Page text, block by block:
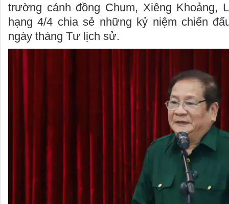
trường cánh đồng Chum, Xiêng Khoảng,
hạng 4/4 chia sẻ những kỷ niệm chiến
ngày tháng Tư lịch sử.